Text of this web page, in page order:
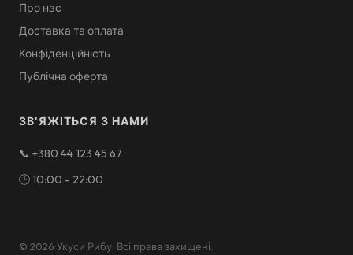
Про нас
Доставка та оплата
Конфіденційність
Публічна оферта
ЗВ'ЯЖІТЬСЯ З НАМИ
📞 +380 44 123 45 67
🕒10:00 - 22:00
© 2026 Укуси Рибу Всі права захищені